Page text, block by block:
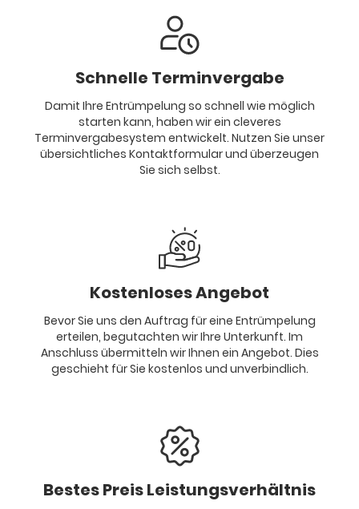
Schnelle Terminvergabe
Damit Ihre Entrümpelung so schnell wie möglich
starten kann, haben wir ein cleveres
Terminvergabesystem entwickelt. Nutzen Sie unser
übersichtliches Kontaktformular und überzeugen
Sie sich selbst.
Kostenloses Angebot
Bevor Sie uns den Auftrag für eine Entrümpelung
erteilen, begutachten wir Ihre Unterkunft. Im
Anschluss übermitteln wir Ihnen ein Angebot. Dies
geschieht für Sie kostenlos und unverbindlich.
Bestes Preis Leistungsverhältnis